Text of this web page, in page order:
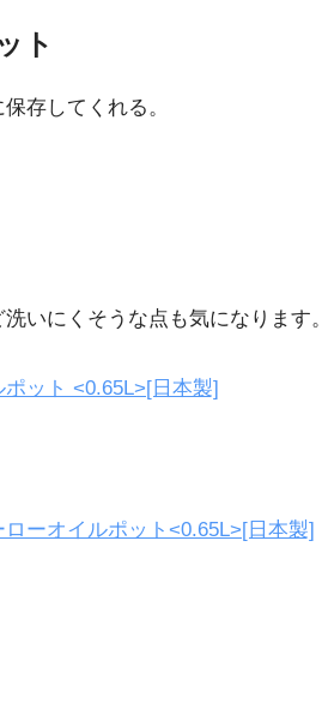
ト
存してくれる。
いにくそうな点も気になります。
ット <0.65L>[日本製]
ーオイルポット<0.65L>[日本製]